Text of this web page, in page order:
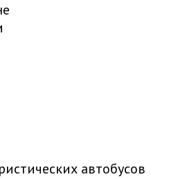
автобусов